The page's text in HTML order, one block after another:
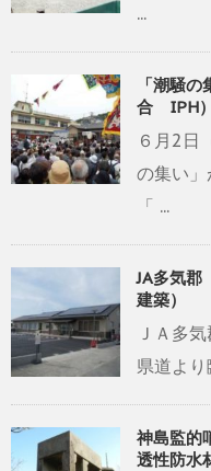
...
「潮騒
合 IPH）
６月2日
の集い
「 ...
JA多気
建築）
ＪＡ多
県道よ
神島監
透性防水